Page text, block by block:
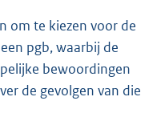
om te kiezen voor de
pgb, waarbij de
bewoordingen
de gevolgen van die